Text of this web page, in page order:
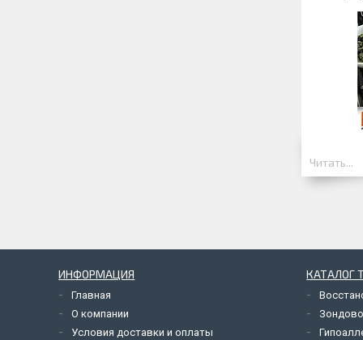
Читать...
ИНФОРМАЦИЯ
Главная
О компании
Условия доставки и оплаты
КАТАЛОГ